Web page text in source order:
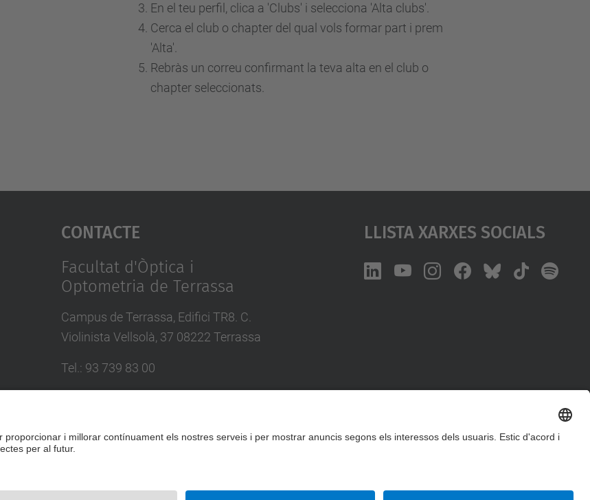
En el teu perfil, clica a 'Clubs' i selecciona 'Alta clubs'.
Cerca el club o chapter del qual vols formar part i prem
'Alta'.
Rebràs un correu confirmant la teva alta en el club o
chapter seleccionats.
Contacte
Facultat d'Òptica i
Optometria de Terrassa
Campus de Terrassa, Edifici TR8. C.
Violinista Vellsolà, 37 08222 Terrassa
Tel. : 93 739 83 00
Llista Xarxes Socials